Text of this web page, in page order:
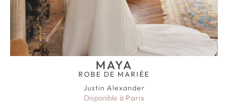
MAYA
ROBE DE MARIÉE
Justin Alexander
Disponible à Paris